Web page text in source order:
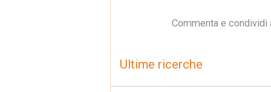
Commenta e
Ultime ricerche